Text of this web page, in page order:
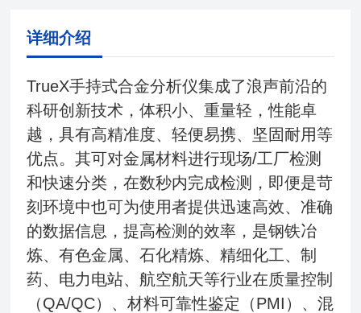
详细介绍
TrueX手持式合金分析仪集成了浪声前沿的
科研创新技术，体积小、重量轻，性能卓
越，具有高精准度、轻便易携、坚固耐用等
优点。其可对金属材料进行现场/工厂检测
和快速分类，在数秒内完成检测，即便是苛
刻环境中也可为使用者提供迅速高效、准确
的数据信息，提高检测的效率，是钢铁冶
炼、有色金属、石化精炼、精细化工、制
药、电力电站、航空航天等行业在质量控制
（QA/QC）、材料可靠性鉴定（PMI）、混